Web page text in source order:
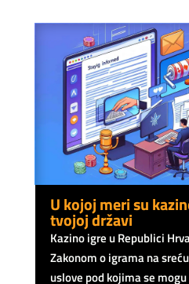
U kojoj meri su
tvojoj državi
Kazino igre u Republici
Zakonom o igrama na
uslove pod kojima se